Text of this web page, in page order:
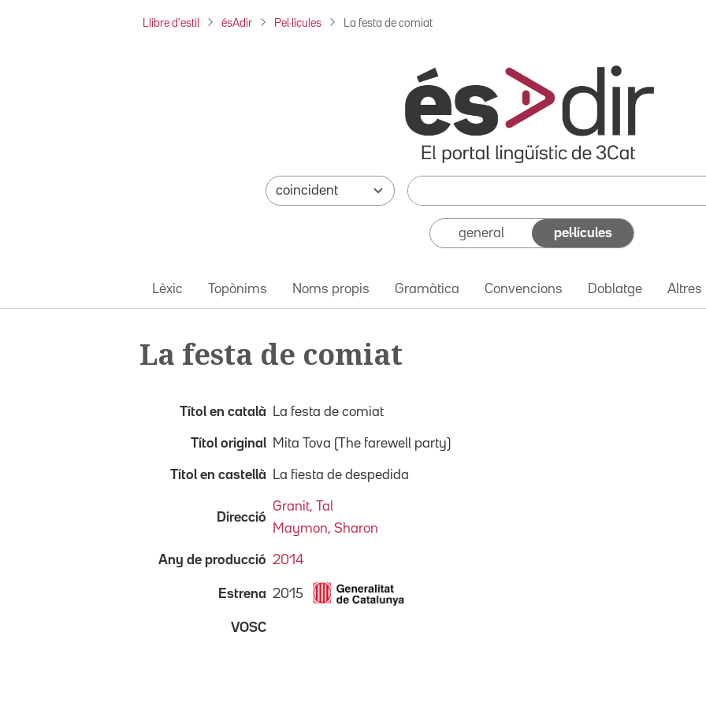
Llibre d'estil ésAdir Pel·lícules La festa de comiat
general pel·lícules
Lèxic Topònims Noms propis Gramàtica Convencions Doblatge Altres
La festa de comiat
Títol en català La festa de comiat
Títol original Mita Tova (The farewell party)
Títol en castellà La fiesta de despedida
Direcció
Granit, Tal
Maymon, Sharon
Any de producció 2014
Estrena 2015
VOSC